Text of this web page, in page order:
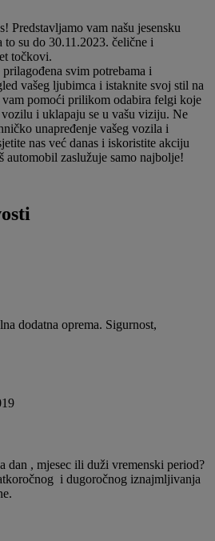
Predstavljamo vam našu jesensku
su do 30.11.2023. čelične i
točkovi.
svim potrebama i
vašeg ljubimca i istaknite svoj stil na
vam pomoći prilikom odabira felgi koje
i uklapaju se u vašu viziju. Ne
unapređenje vašeg vozila i
nas već danas i iskoristite akciju
zaslužuje samo najbolje!
dodatna oprema. Sigurnost,
dan , mjesec ili duži vremenski period?
i dugoročnog iznajmljivanja